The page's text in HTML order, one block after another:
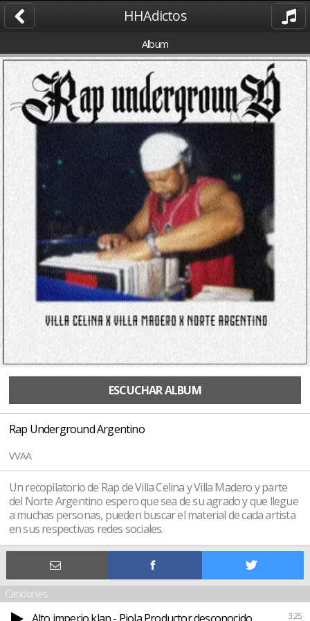
HHAdictos
Album
ESCUCHAR ALBUM
Rap Underground Argentino
VVAA
Un recopilatorio de Rap de Villa Celina y Villa Madero y parte
del Norte Argentino espero que sea de su agrado y que llegue
a muchas personas, pueden buscar el material de cada artista
en sus respectivas redes sociales.
Canciones
3:25